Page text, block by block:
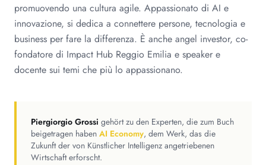
promuovendo una cultura agile. Appassionato di AI e
innovazione, si dedica a connettere persone, tecnologia e
business per fare la differenza. È anche angel investor, co-
fondatore di Impact Hub Reggio Emilia e speaker e
docente sui temi che più lo appassionano.
Piergiorgio Grossi gehört zu den Experten, die zum Buch
beigetragen haben AI Economy, dem Werk, das die
Zukunft der von Künstlicher Intelligenz angetriebenen
Wirtschaft erforscht.